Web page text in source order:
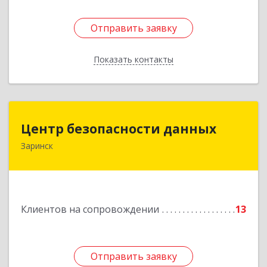
Отправить заявку
Показать контакты
Отправить заявку
Назад
Центр безопасности данных
Заринск
Клиентов на сопровождении 13
Отправить заявку
Центр безопасности данных
659100, Алтайский край, Заринск г, Таратынова
Отправить заявку